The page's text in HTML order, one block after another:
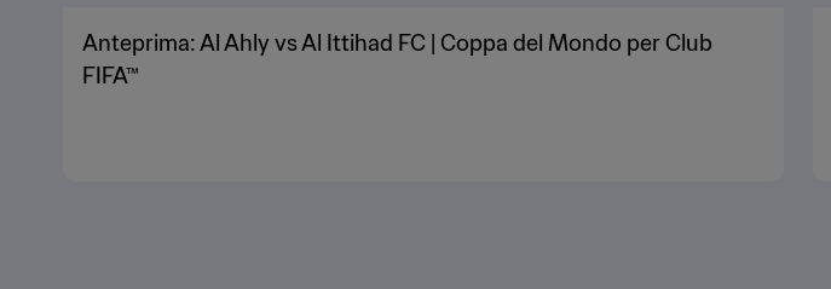
Anteprima: Al Ahly vs Al Ittihad FC | Coppa del Mondo per Club
FIFA™